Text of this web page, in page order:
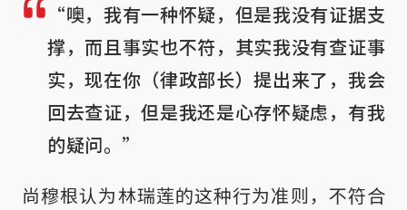
“噢，我有一种怀疑，但是我没有证据支
撑，而且事实也不符，其实我没有查证事
实，现在你（律政部长）提出来了，我会
回去查证，但是我还是心存怀疑虑，有我
的疑问。”
尚穆根认为林瑞莲的这种行为准则，不符合